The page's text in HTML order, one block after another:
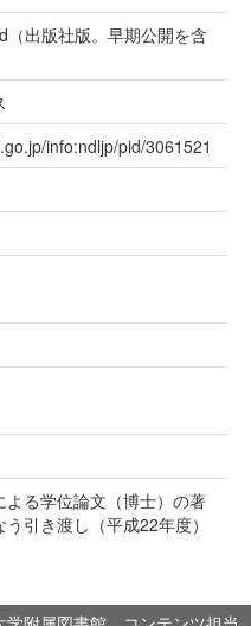
（出版社版。早期公開を含
info:ndljp/pid/3061521
よる学位論文（博士）の著
引き渡し（平成22年度）